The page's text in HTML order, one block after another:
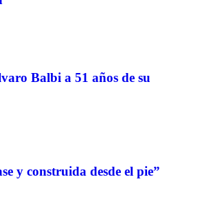
Balbi a 51 años de su
y construida desde el pie”